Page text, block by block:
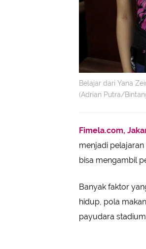
Belajar dari Yana
(Adrian Putra/
Fimela.com,
menjadi
bisa mengambil
Banyak faktor
hidup, pola
payudara